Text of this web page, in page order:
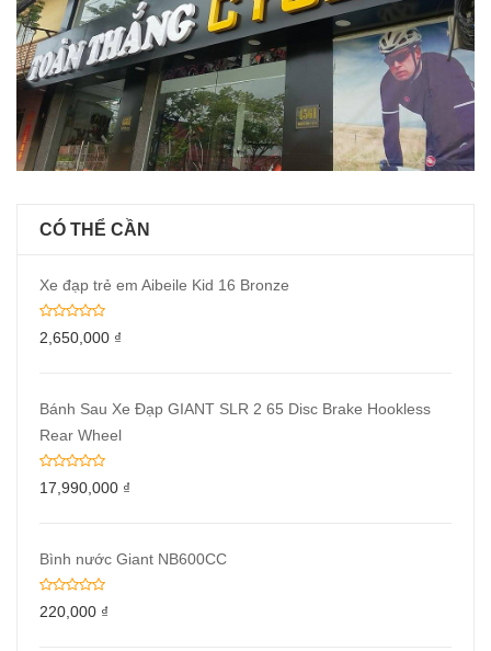
CÓ THỂ CẦN
Xe đạp trẻ em Aibeile Kid 16 Bronze
2,650,000 ₫
Bánh Sau Xe Đạp GIANT SLR 2 65 Disc Brake Hookless
Rear Wheel
17,990,000 ₫
Bình nước Giant NB600CC
220,000 ₫